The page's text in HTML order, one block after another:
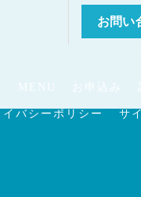
お問い
MENU お申込み
イバシーポリシー サ